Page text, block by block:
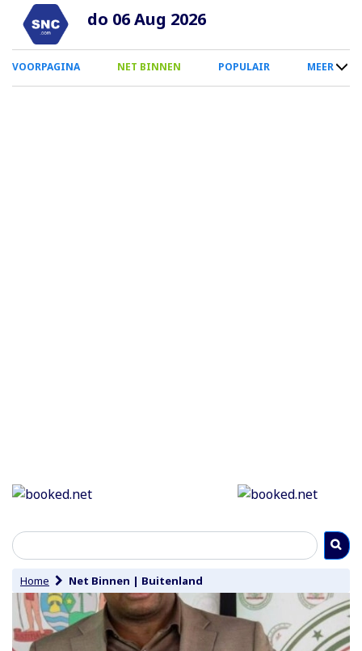
Overslaan
naar
inhoud
do 06 Aug 2026
0
Smartphone
VOORPAGINA NET BINNEN POPULAIR MEER
Home Net Binnen | Buitenland